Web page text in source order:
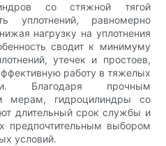
со стяжной тягой
уплотнений, равномерно
нагрузку на уплотнения
сводит к минимуму
утечек и простоев,
работу в тяжелых
Благодаря прочным
мерам, гидроцилиндры со
длительный срок службы и
предпочтительным выбором
условий.